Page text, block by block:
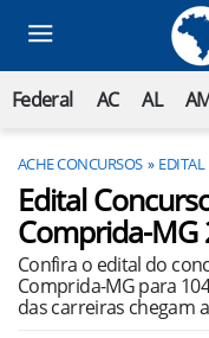
Federal AC AL
ACHE CONCURSOS
Edital
Comprida-MG
Confira o edital do
Comprida-MG para
das carreiras chegam